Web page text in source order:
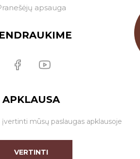
apsauga
APKLAUSA
įvertinti mūsų paslaugas apklausoje
VERTINTI